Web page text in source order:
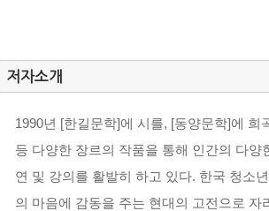
저자소개
1990년 [한길문학]에 시를, [동양문학]에
등 다양한 장르의 작품을 통해 인간의 다
연 및 강의를 활발히 하고 있다. 한국 청소
의 마음에 감동을 주는 현대의 고전으로 자